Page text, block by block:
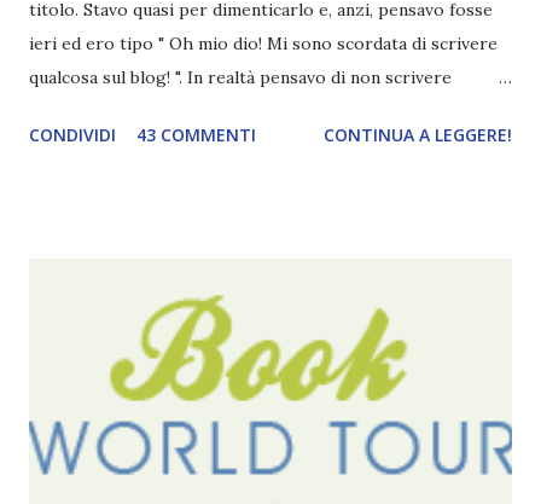
titolo. Stavo quasi per dimenticarlo e, anzi, pensavo fosse
ieri ed ero tipo " Oh mio dio! Mi sono scordata di scrivere
qualcosa sul blog! ". In realtà pensavo di non scrivere
diventando un po' come i miei compleanni. Semplicemente
cinque anni e non sono pochi . Il blog è praticamente
l'unica cosa della mia vita che ho continuato con costanza
(più o meno) e non come le tremila cose che inizio per poi
lasciare a metà. Tra l'altro ripenso a circa un anno e mezzo
fa, quando non sapevo più che farmene di D ivoratori di
CONDIVIDI 43 COMMENTI CONTINUA A LEGGERE!